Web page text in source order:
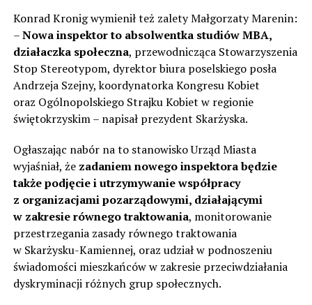
Konrad Kronig wymienił też zalety Małgorzaty Marenin:
–Nowa inspektor to absolwentka studiów MBA,
działaczka społeczna, przewodnicząca Stowarzyszenia
Stop Stereotypom, dyrektor biura poselskiego posła
Andrzeja Szejny, koordynatorka Kongresu Kobiet
oraz Ogólnopolskiego Strajku Kobiet w regionie
świętokrzyskim – napisał prezydent Skarżyska.
Ogłaszając nabór na to stanowisko Urząd Miasta
wyjaśniał, że zadaniem nowego inspektora będzie
także podjęcie i utrzymywanie współpracy
z organizacjami pozarządowymi, działającymi
w zakresie równego traktowania, monitorowanie
przestrzegania zasady równego traktowania
w Skarżysku-Kamiennej, oraz udział w podnoszeniu
świadomości mieszkańców w zakresie przeciwdziałania
dyskryminacji różnych grup społecznych.